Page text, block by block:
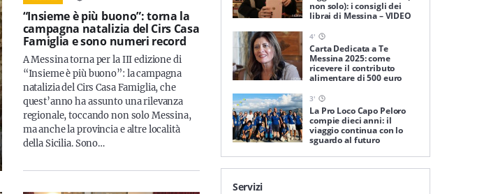
“Insieme è più buono”: torna la
campagna natalizia del Cirs Casa
Famiglia e sono numeri record
A Messina torna per la III edizione di
“Insieme è più buono”: la campagna
natalizia del Cirs Casa Famiglia, che
quest’anno ha assunto una rilevanza
regionale, toccando non solo Messina,
ma anche la provincia e altre località
della Sicilia. Sono…
non solo): i consigli dei
librai di Messina – VIDEO
4'
Carta Dedicata a Te
Messina 2025: come
ricevere il contributo
alimentare di 500 euro
3'
La Pro Loco Capo Peloro
compie dieci anni: il
viaggio continua con lo
sguardo al futuro
Servizi